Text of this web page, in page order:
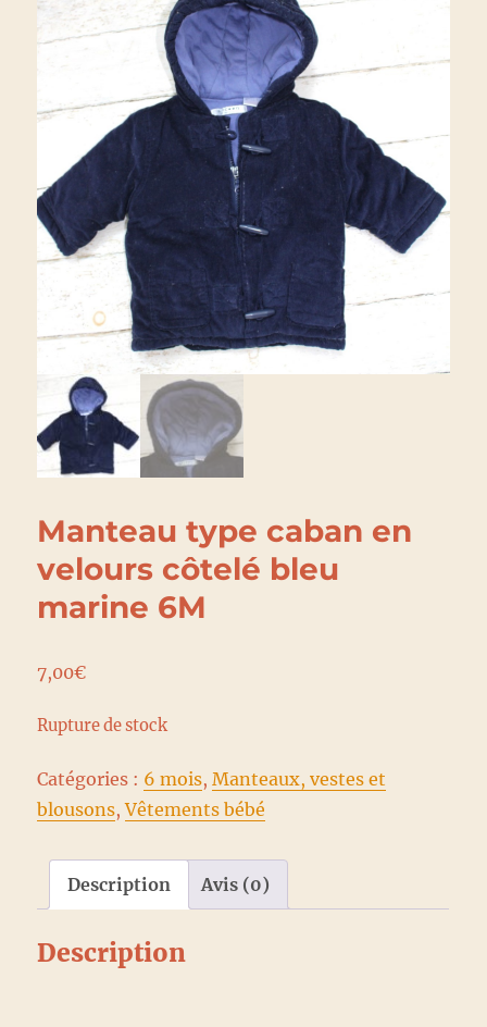
Manteau type caban en
velours côtelé bleu
marine 6M
7,00€
Rupture de stock
Catégories : 6 mois,Manteaux, vestes et
blousons,Vêtements bébé
Description Avis (0)
Description